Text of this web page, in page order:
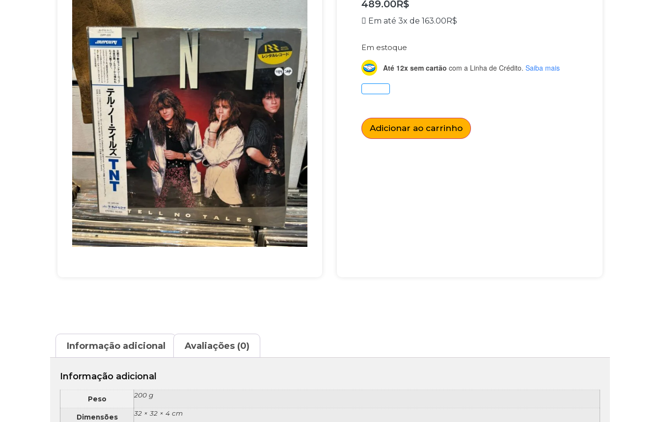
489.00R$
Em até 3x de 163.00 R$
Em estoque
Até 12x sem cartão com a Linha de Crédito. Saiba mais
Adicionar ao carrinho
Informação adicional Avaliações (0)
Informação adicional
Peso 200 g
Dimensões 32 × 32 × 4 cm